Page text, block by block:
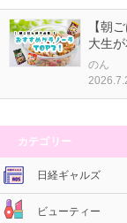
【朝
大生が
のん
カテゴリー
日経ギャルズ
ビューティー